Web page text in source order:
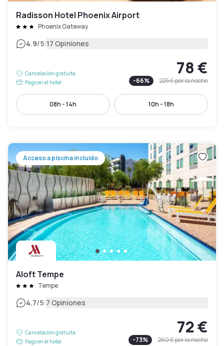
Radisson Hotel Phoenix Airport
Phoenix Gateway
4.9/5|17 Opiniones
Cancelación gratuita
Pago en el hotel
78 €
-66% 225 €por la noche
08h - 14h 10h - 18h
Acceso a piscina incluido
Aloft Tempe
Tempe
4.7/5|7 Opiniones
Cancelación gratuita
Pago en el hotel
72 €
-73% 260 €por la noche